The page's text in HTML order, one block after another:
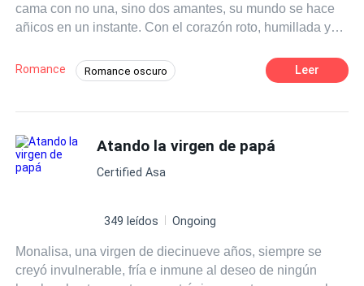
cama con no una, sino dos amantes, su mundo se hace
añicos en un instante. Con el corazón roto, humillada y
noche… directo hacia el camino de Cassian Cross. Él es
todo lo que debería evitar: sexy, dominante y
imprudente. Ella jura que solo fue un error. Un hermoso y
sucio error. Hasta que el destino juega su jugada más
cruel. Cassian aparece en la boda de su madre… como
convierte en una prueba de autocontrol. Cada mirada
querer traspasar… y, sin embargo, ambos la desean con
desesperación. Pero hay un secreto más que Nina nunca
Romance Romance oscuro
Traición Amor Prohibido
Triángulo Amoroso
Leer
Atando la virgen de papá
Certified Asa
349 leídos Ongoing
Monalisa, una virgen de diecinueve años, siempre se
creyó invulnerable, fría e inmune al deseo de ningún